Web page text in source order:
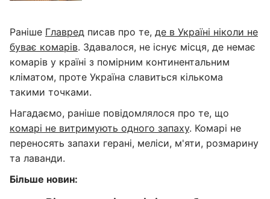
Раніше Главред писав про те, де в Україні ніколи не
буває комарів. Здавалося, не існує місця, де немає
комарів у країні з помірним континентальним
кліматом, проте Україна славиться кількома
такими точками.
Нагадаємо, раніше повідомлялося про те, що
комарі не витримують одного запаху. Комарі не
переносять запахи герані, меліси, м'яти, розмарину
та лаванди.
Більше новин: